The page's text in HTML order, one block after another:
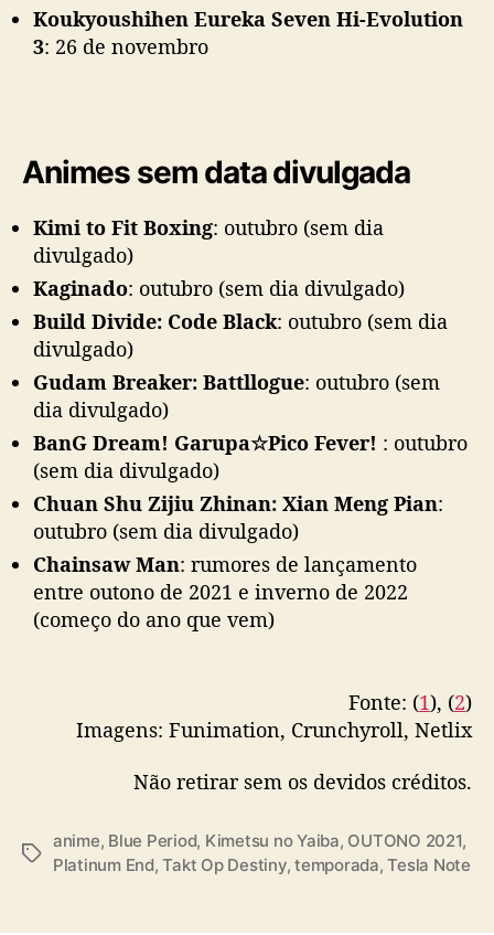
Koukyoushihen Eureka Seven Hi-Evolution
3: 26 de novembro
Animes sem data divulgada
Kimi to Fit Boxing: outubro (sem dia
divulgado)
Kaginado: outubro (sem dia divulgado)
Build Divide: Code Black: outubro (sem dia
divulgado)
Gudam Breaker: Battllogue: outubro (sem
dia divulgado)
BanG Dream! Garupa☆Pico Fever! : outubro
(sem dia divulgado)
Chuan Shu Zijiu Zhinan: Xian Meng Pian:
outubro (sem dia divulgado)
Chainsaw Man: rumores de lançamento
entre outono de 2021 e inverno de 2022
(começo do ano que vem)
Fonte: (1), (2)
Imagens: Funimation, Crunchyroll, Netlix
Não retirar sem os devidos créditos.
T
anime, Blue Period, Kimetsu no Yaiba, OUTONO 2021,
Platinum End,Takt Op Destiny,temporada,Tesla Note